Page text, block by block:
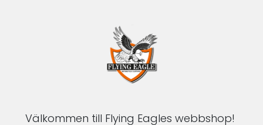
Välkommen till Flying Eagles webbshop!